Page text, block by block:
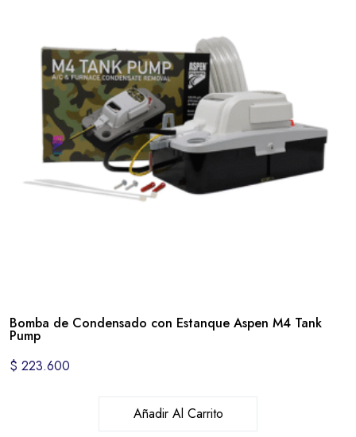
Bomba de Condensado con Estanque Aspen M4 Tank
Pump
$ 223.600
Añadir Al Carrito